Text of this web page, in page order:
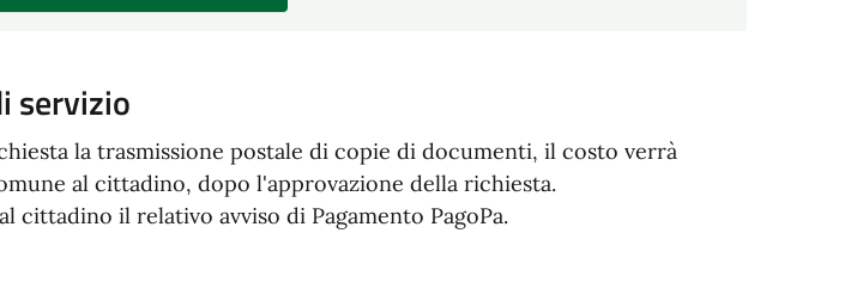
servizio
la trasmissione postale di copie di documenti, il costo verrà
al cittadino, dopo l'approvazione della richiesta.
cittadino il relativo avviso di Pagamento PagoPa.